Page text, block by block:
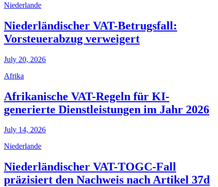
Niederlande
Niederländischer VAT-Betrugsfall:
Vorsteuerabzug verweigert
July 20, 2026
Afrika
Afrikanische VAT-Regeln für KI-
generierte Dienstleistungen im Jahr 2026
July 14, 2026
Niederlande
Niederländischer VAT-TOGC-Fall
präzisiert den Nachweis nach Artikel 37d